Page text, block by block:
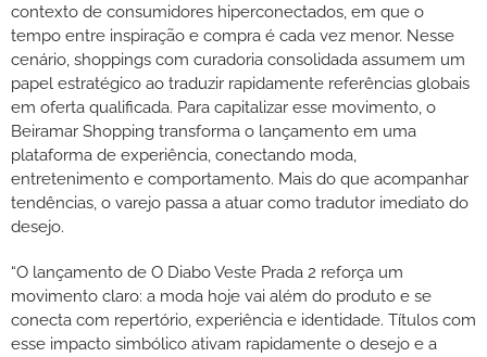
contexto de consumidores hiperconectados, em que o
tempo entre inspiração e compra é cada vez menor. Nesse
cenário, shoppings com curadoria consolidada assumem um
papel estratégico ao traduzir rapidamente referências globais
em oferta qualificada. Para capitalizar esse movimento, o
Beiramar Shopping transforma o lançamento em uma
plataforma de experiência, conectando moda,
entretenimento e comportamento. Mais do que acompanhar
tendências, o varejo passa a atuar como tradutor imediato do
desejo.
“O lançamento de O Diabo Veste Prada 2 reforça um
movimento claro: a moda hoje vai além do produto e se
conecta com repertório, experiência e identidade. Títulos com
esse impacto simbólico ativam rapidamente o desejo e a